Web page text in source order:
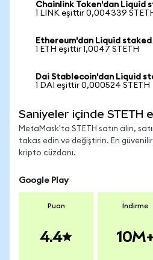
Chainlink Token'dan Liquid
1 LINK eşittir 0,004339
Ethereum'dan Liquid
1 ETH eşittir 1,0047 STETH
Dai Stablecoin'dan Liquid
1 DAI eşittir 0,000524 STETH
Saniyeler içinde STETH
MetaMask'ta STETH satın alın,
takas edin ve değiştirin. En güvenilir
kripto cüzdanı.
Google Play
Puan
4.4
İndirme